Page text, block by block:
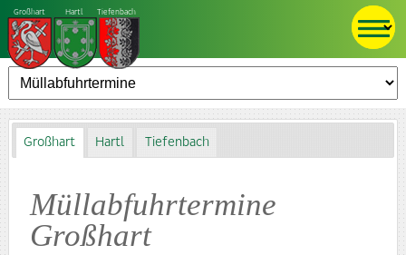
Großhart Hartl Tiefenbach
Großhart Hartl Tiefenbach
Müllabfuhrtermine
Großhart